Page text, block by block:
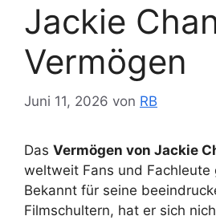
Jackie
Vermögen
Juni 11, 2026 von RB
Das Vermögen von Jackie
weltweit Fans und Fachleute
Bekannt für seine
Filmschultern, hat er sich